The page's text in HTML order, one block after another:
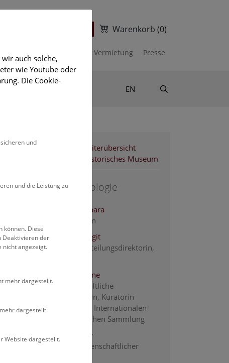
Warenkorb (0)
Vermietung Presse
EN
Mitarbeiterübersicht
Naturhistorisches Museum
Anthropologie
Ankerl Barbara
Präparatorin
Berner Margit
Interim. Abteilungsdirektorin,
Eggers Sabine
Wissenschaftliche
Mitarbeiterin, Kuratorin
Leiterin der Internationalen
Osteologischen Sammlung
Feigl Walter
assoz. wissenschaftlicher
auch solche,
wie Youtube oder
Die Cookie-
und
und die Leistung zu
können. Diese
Deaktivieren der
nicht angezeigt.
mehr dargestellt.
dargestellt.
Website dargestellt.